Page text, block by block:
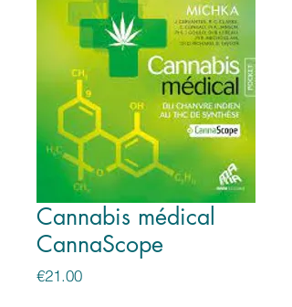
Cannabis médical
CannaScope
€21.00Price